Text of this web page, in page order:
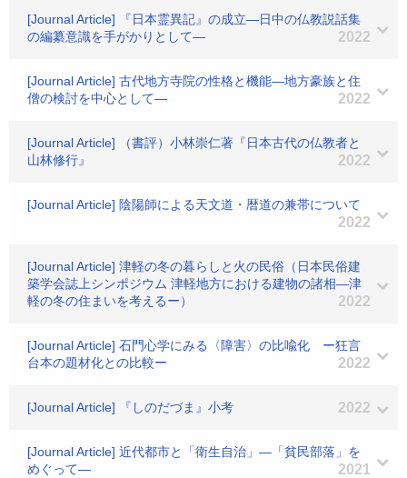
[Journal Article] 『日本霊異記』の成立―日中の仏教説話集
の編纂意識を手がかりとして―
2022
[Journal Article] 古代地方寺院の性格と機能―地方豪族と住
僧の検討を中心として―
2022
[Journal Article] （書評）小林崇仁著『日本古代の仏教者と
山林修行』
2022
[Journal Article] 陰陽師による天文道・暦道の兼帯について
2022
[Journal Article] 津軽の冬の暮らしと火の民俗（日本民俗建
築学会誌上シンポジウム 津軽地方における建物の諸相―津
軽の冬の住まいを考えるー）
2022
[Journal Article] 石門心学にみる〈障害〉の比喩化 ー狂言
台本の題材化との比較ー
2022
[Journal Article] 『しのだづま』小考 2022
[Journal Article] 近代都市と「衛生自治」―「貧民部落」を
めぐって―
2021